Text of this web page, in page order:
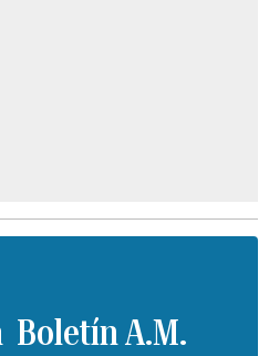
Boletín A.M.